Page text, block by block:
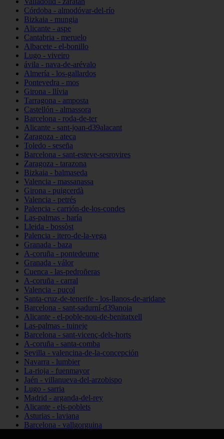
Córdoba - almodóvar-del-río
Bizkaia - mungia
Alicante - aspe
Cantabria - meruelo
Albacete - el-bonillo
Lugo - viveiro
ávila - nava-de-arévalo
Almería - los-gallardos
Pontevedra - mos
Girona - llívia
Tarragona - amposta
Castellón - almassora
Barcelona - roda-de-ter
Alicante - sant-joan-d39alacant
Zaragoza - ateca
Toledo - seseña
Barcelona - sant-esteve-sesrovires
Zaragoza - tarazona
Bizkaia - balmaseda
Valencia - massanassa
Girona - puigcerdà
Valencia - petrés
Palencia - carrión-de-los-condes
Las-palmas - haría
Lleida - bossòst
Palencia - itero-de-la-vega
Granada - baza
A-coruña - pontedeume
Granada - válor
Cuenca - las-pedroñeras
A-coruña - carral
Valencia - puçol
Santa-cruz-de-tenerife - los-llanos-de-aridane
Barcelona - sant-sadurní-d39anoia
Alicante - el-poble-nou-de-benitatxell
Las-palmas - tuineje
Barcelona - sant-vicenç-dels-horts
A-coruña - santa-comba
Sevilla - valencina-de-la-concepción
Navarra - lumbier
La-rioja - fuenmayor
Jaén - villanueva-del-arzobispo
Lugo - sarria
Madrid - arganda-del-rey
Alicante - els-poblets
Asturias - laviana
Barcelona - vallgorguina